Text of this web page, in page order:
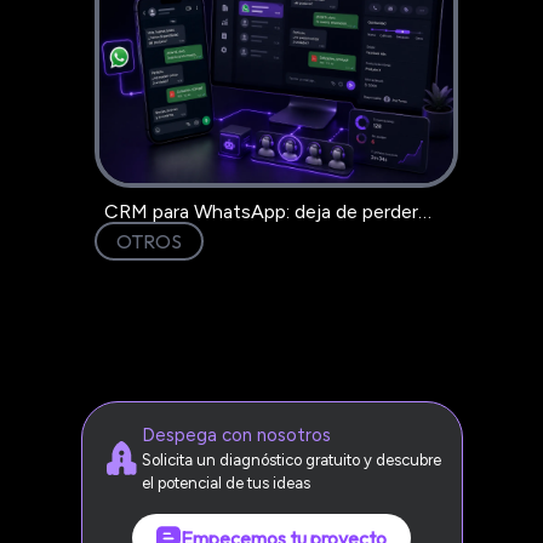
CRM para WhatsApp: deja de perder
clientes en el chat
OTROS
Despega con nosotros
Solicita un diagnóstico gratuito y descubre
el potencial de tus ideas